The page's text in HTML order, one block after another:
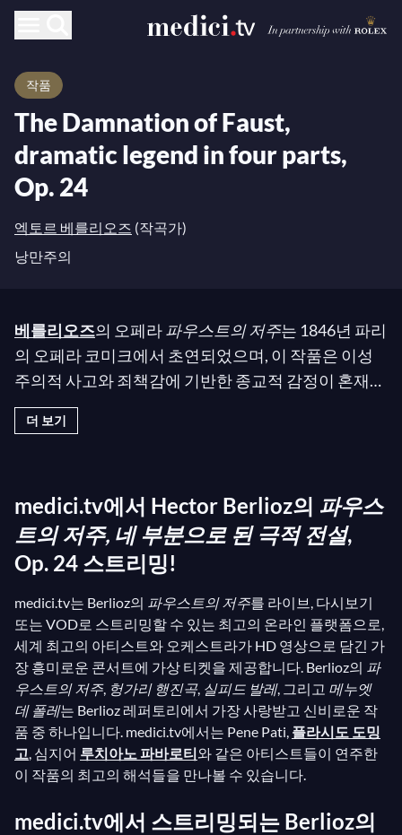
작품
The Damnation of Faust,
dramatic legend in four parts,
Op. 24
엑토르 베를리오즈 (작곡가)
낭만주의
베를리오즈의 오페라파우스트의 저주는 1846년 파리
의 오페라 코미크에서 초연되었으며, 이 작품은 이성
주의적 사고와 죄책감에 기반한 종교적 감정이 혼재된
시대의 모든 모호함을 담고 있는 듯합니다. 괴테의
우스트를 프랑스어로 번역한 제라르 드 네르발의 작품
시켰습니다. 종종 오페라로, 때로는 콘서트 형식으로
공연되는 이 베를리오즈의 작품은 혼재된 반응을 불러
일으켰습니다. 초연은 완전한 실패였고, 작곡가의 파
멸을 초래했지만, 프랑스 작가 발자크의 조언에 따라
베를리오즈는 이 오페라를 해외에서 연출했고 즉각적
인 성공을 거두었습니다! 작품의 마지막 부분은 작곡
가의 전기를 반영하는 듯하며, 관객들에게 파우스트,
메피스토펠레스, 마르그리트를 그들의 모험에 초대합
니다: “희망을 잃지 말고/행복에 미소 지어라!/와라, 마
르그리트!/와라! 와라! 와라!” (“Conserve
l'espérance/Et souris au bonheur!/Viens,
Margarita!/Viens! Viens! Viens!”).
더 보기
medici.tv에서 Hector Berlioz의 파우스
트의 저주, 네 부분으로 된 극적 전설,
Op. 24 스트리밍!
medici.tv는 Berlioz의 파우스트의 저주를 라이브, 다시보기
또는 VOD로 스트리밍할 수 있는 최고의 온라인 플랫폼으로,
세계 최고의 아티스트와 오케스트라가 HD 영상으로 담긴 가
장 흥미로운 콘서트에 가상 티켓을 제공합니다. Berlioz의 파
우스트의 저주, 헝가리 행진곡, 실피드 발레, 그리고 메누엣
데 폴레는 Berlioz 레퍼토리에서 가장 사랑받고 신비로운 작
품 중 하나입니다. medici.tv에서는 Pene Pati, 플라시도 도밍
고, 심지어 루치아노 파바로티와 같은 아티스트들이 연주한
이 작품의 최고의 해석들을 만나볼 수 있습니다.
medici.tv에서 스트리밍되는 Berlioz의